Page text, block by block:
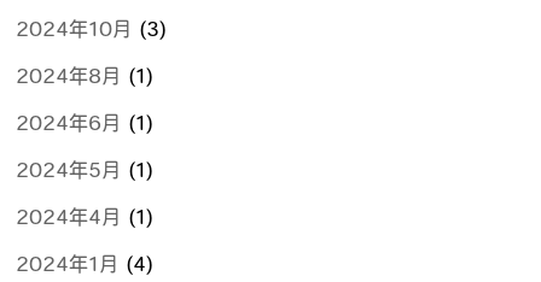
2024年10月 (3)
2024年8月 (1)
2024年6月 (1)
2024年5月 (1)
2024年4月 (1)
2024年1月 (4)